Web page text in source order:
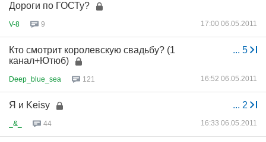
Дороги по ГОСТу?
V-8 9 17:00 06.05.2011
... 5
Кто смотрит королевскую свадьбу? (1
канал+Ютюб)
Deep_blue_sea 121 16:52 06.05.2011
... 2
Я и Keisy
_&_ 44 16:33 06.05.2011